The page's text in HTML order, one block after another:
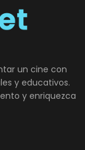
un cine con
y educativos.
y enriquezca